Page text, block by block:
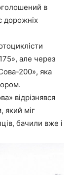
в
дорожніх
але через
200», яка
відрізнявся
який міг
бачили вже і